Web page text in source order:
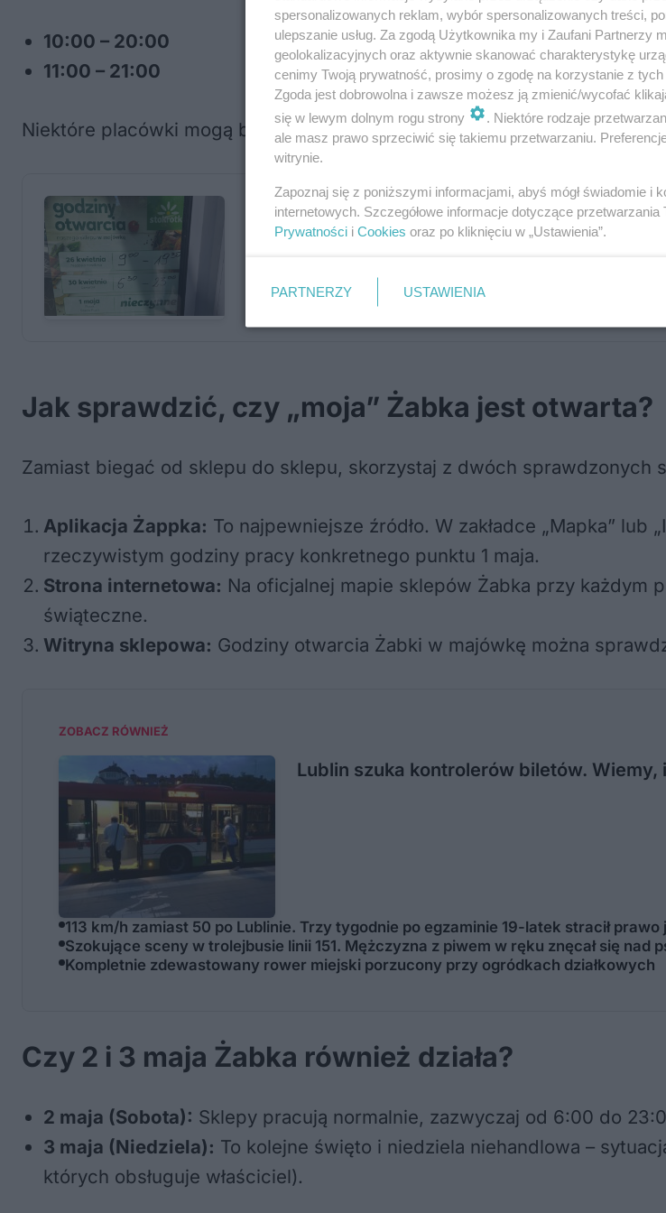
10:00 – 20:00
11:00 – 21:00
Niektóre placówki mogą być jednak czynne w standardowych godzinach
Jak sprawdzić, czy „moja” Żabka jest otwarta?
Zamiast biegać od sklepu do sklepu, skorzystaj z dwóch sprawdzonych
Aplikacja Żappka: To najpewniejsze źródło. W zakładce „Mapka”
rzeczywistym godziny pracy konkretnego punktu 1 maja.
Strona internetowa: Na oficjalnej mapie sklepów Żabka przy każdym
świąteczne.
Witryna sklepowa: Godziny otwarcia Żabki w majówkę można
ZOBACZ RÓWNIEŻ
Lublin szuka kontrolerów biletów. Wiemy,
113 km/h zamiast 50 po Lublinie. Trzy tygodnie po egzaminie 19-latek stracił prawo
Szokujące sceny w trolejbusie linii 151. Mężczyzna z piwem w ręku znęcał się nad
Kompletnie zdewastowany rower miejski porzucony przy ogródkach działkowych
Czy 2 i 3 maja Żabka również działa?
2 maja (Sobota): Sklepy pracują normalnie, zazwyczaj od 6:00 do
3 maja (Niedziela): To kolejne święto i niedziela niehandlowa –
których obsługuje właściciel).
spersonalizowanych reklam, wybór spersonalizowanych treści,
ulepszanie usług. Za zgodą Użytkownika my i Zaufani Partnerzy
geolokalizacyjnych oraz aktywnie skanować charakterystykę
cenimy Twoją prywatność, prosimy o zgodę na korzystanie z tych
Zgoda jest dobrowolna i zawsze możesz ją zmienić/wycofać
się w lewym dolnym rogu strony
. Niektóre rodzaje
ale masz prawo sprzeciwić się takiemu przetwarzaniu.
witrynie.
Zapoznaj się z poniższymi informacjami, abyś mógł świadomie i
internetowych. Szczegółowe informacje dotyczące
Prywatności i Cookies oraz po kliknięciu w „Ustawienia”.
PARTNERZY USTAWIENIA